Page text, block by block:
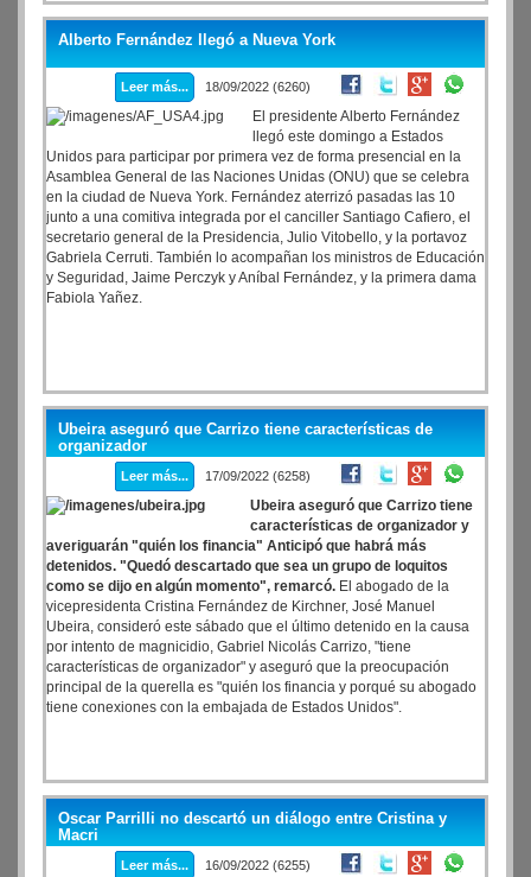
actividad en lo privado" y que "no compró todo su tiempo".
Alberto Fernández llegó a Nueva York
Leer más... 18/09/2022 (6260)
El presidente Alberto Fernández
llegó este domingo a Estados
Unidos para participar por primera vez de forma presencial en la
Asamblea General de las Naciones Unidas (ONU) que se celebra
en la ciudad de Nueva York. Fernández aterrizó pasadas las 10
junto a una comitiva integrada por el canciller Santiago Cafiero, el
secretario general de la Presidencia, Julio Vitobello, y la portavoz
Gabriela Cerruti. También lo acompañan los ministros de Educación
y Seguridad, Jaime Perczyk y Aníbal Fernández, y la primera dama
Fabiola Yañez.
Ubeira aseguró que Carrizo tiene características de
organizador
Leer más... 17/09/2022 (6258)
Ubeira aseguró que Carrizo tiene
características de organizador y
averiguarán "quién los financia" Anticipó que habrá más
detenidos. "Quedó descartado que sea un grupo de loquitos
como se dijo en algún momento", remarcó. El abogado de la
vicepresidenta Cristina Fernández de Kirchner, José Manuel
Ubeira, consideró este sábado que el último detenido en la causa
por intento de magnicidio, Gabriel Nicolás Carrizo, "tiene
características de organizador" y aseguró que la preocupación
principal de la querella es "quién los financia y porqué su abogado
tiene conexiones con la embajada de Estados Unidos".
Oscar Parrilli no descartó un diálogo entre Cristina y
Macri
Leer más... 16/09/2022 (6255)